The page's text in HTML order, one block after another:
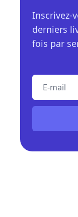
Inscrivez-
derniers
fois par